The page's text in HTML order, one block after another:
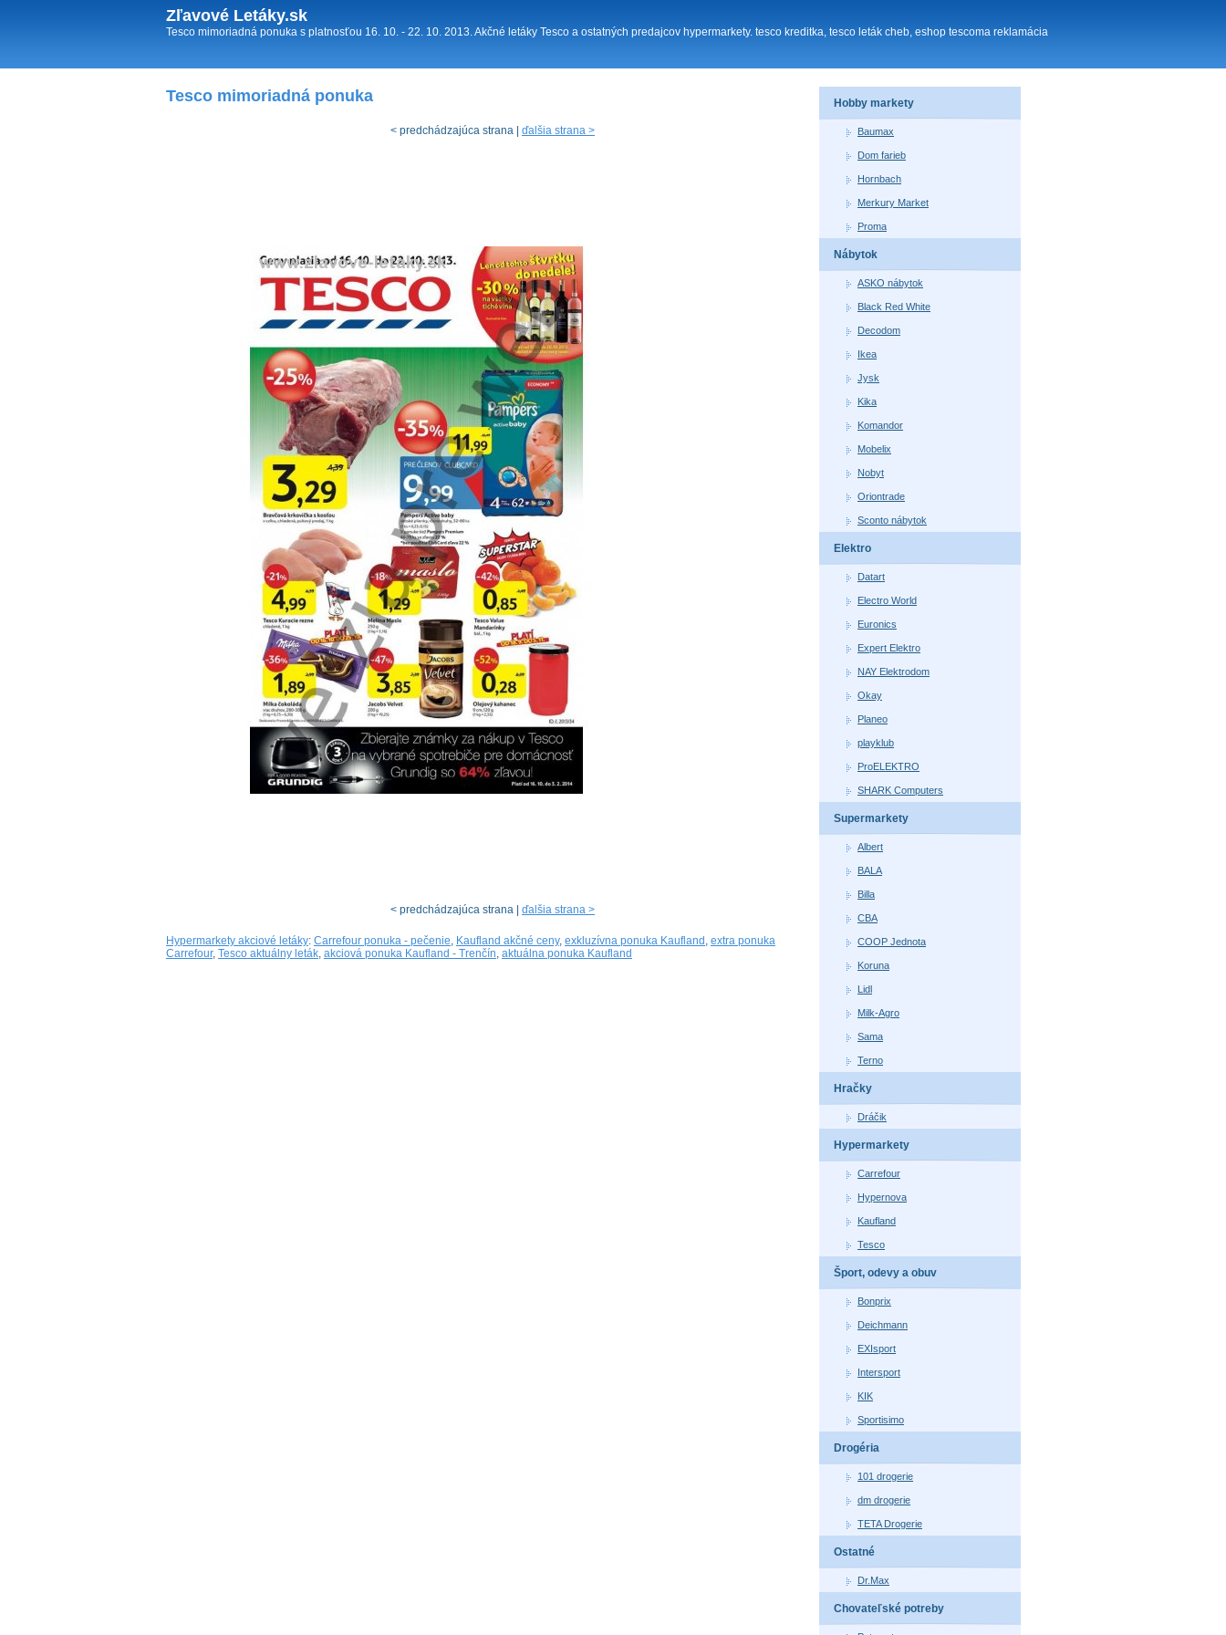
Zľavové Letáky.sk
Tesco mimoriadná ponuka s platnosťou 16. 10. - 22. 10. 2013. Akčné letáky Tesco a ostatných predajcov hypermarkety. tesco kreditka, tesco leták cheb, eshop tescoma reklamácia
Tesco mimoriadná ponuka
< predchádzajúca strana | ďalšia strana >
< predchádzajúca strana | ďalšia strana >
Hypermarkety akciové letáky: Carrefour ponuka - pečenie, Kaufland akčné ceny, exkluzívna ponuka Kaufland , extra ponuka
Carrefour, Tesco aktuálny leták, akciová ponuka Kaufland - Trenčín, aktuálna ponuka Kaufland
Hobby markety
Baumax
Dom farieb
Hornbach
Merkury Market
Proma
Nábytok
ASKO nábytok
Black Red White
Decodom
Ikea
Jysk
Kika
Komandor
Mobelix
Nobyt
Oriontrade
Sconto nábytok
Elektro
Datart
Electro World
Euronics
Expert Elektro
NAY Elektrodom
Okay
Planeo
playklub
ProELEKTRO
SHARK Computers
Supermarkety
Albert
BALA
Billa
CBA
COOP Jednota
Koruna
Lidl
Milk-Agro
Sama
Terno
Hračky
Dráčik
Hypermarkety
Carrefour
Hypernova
Kaufland
Tesco
Šport, odevy a obuv
Bonprix
Deichmann
EXIsport
Intersport
KIK
Sportisimo
Drogéria
101 drogerie
dm drogerie
TETA Drogerie
Ostatné
Dr.Max
Chovateľské potreby